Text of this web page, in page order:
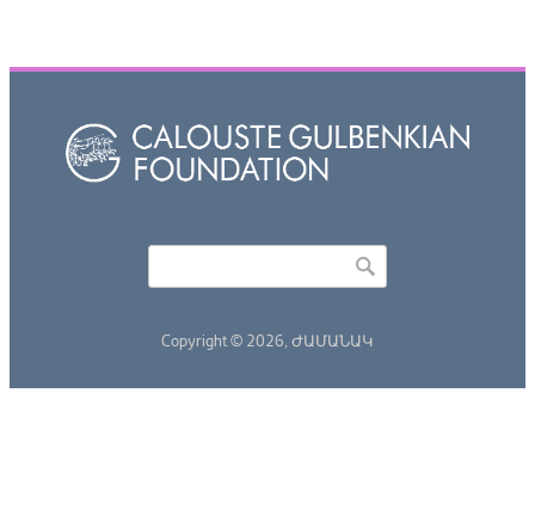
Copyright © 2026, ԺԱՄԱՆԱԿ